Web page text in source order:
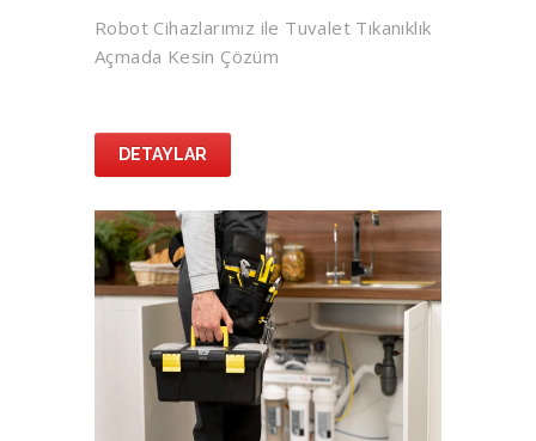
Robot Cihazlarımız ile Tuvalet Tıkanıklık
Açmada Kesin Çözüm
DETAYLAR